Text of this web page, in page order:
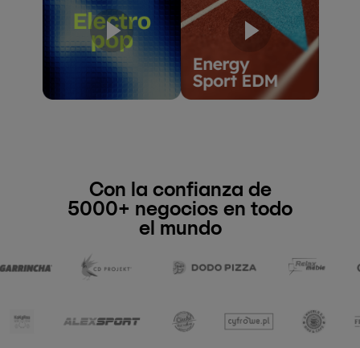
Con la confianza de
5000+ negocios en todo
el mundo